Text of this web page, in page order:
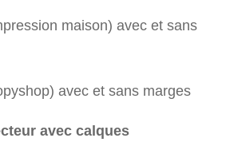
maison) avec et sans
avec et sans marges
avec calques